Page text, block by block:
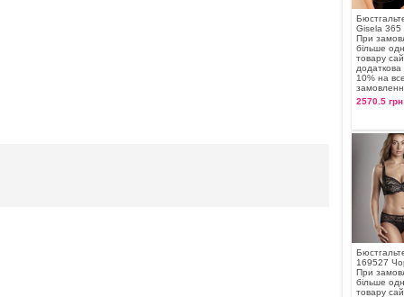
Gisela 365
При
більше
товару
додаткова
10% на все
2570.5 грн
169527
При
більше
товару